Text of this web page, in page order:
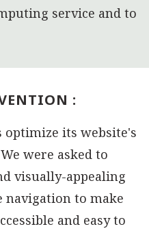
service and to
:
optimize its website's
were asked to
visually-appealing
to make
and easy to